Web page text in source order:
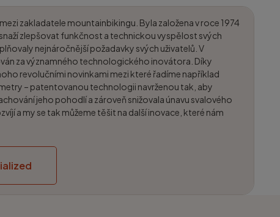
zakladatele mountainbikingu. Byla založena v roce 1974
zlepšovat funkčnost a technickou vyspělost svých
nejnáročnější požadavky svých uživatelů. V
za významného technologického inovátora. Díky
revolučními novinkami mezi které řadíme například
– patentovanou technologii navrženou tak, aby
jeho pohodlí a zároveň snižovala únavu svalového
a my se tak můžeme těšit na další inovace, které nám